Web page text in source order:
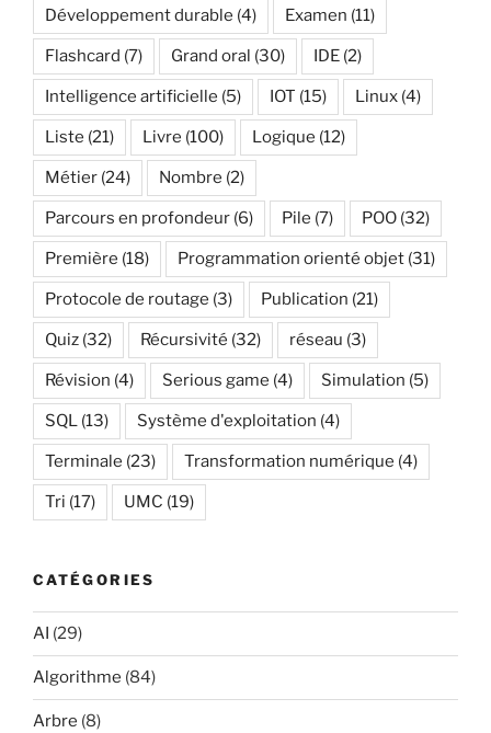
Développement durable (4) Examen (11)
Flashcard (7) Grand oral (30) IDE (2)
Intelligence artificielle (5) IOT (15) Linux (4)
Liste (21) Livre (100) Logique (12)
Métier (24) Nombre (2)
Parcours en profondeur (6) Pile (7) POO (32)
Première (18) Programmation orienté objet (31)
Protocole de routage (3) Publication (21)
Quiz (32) Récursivité (32) réseau (3)
Révision (4) Serious game (4) Simulation (5)
SQL (13) Système d'exploitation (4)
Terminale (23) Transformation numérique (4)
Tri (17) UMC (19)
CATÉGORIES
AI (29)
Algorithme (84)
Arbre (8)